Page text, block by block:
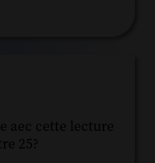
aec cette lecture
25?